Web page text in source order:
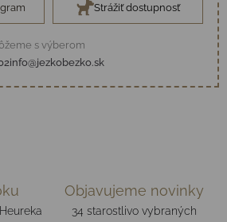
Strážiť dostupnosť
s výberom
info@jezkobezko.sk
Objavujeme novinky
34 starostlivo vybraných